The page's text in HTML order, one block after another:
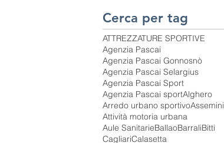
Cerca per tag
ATTREZZATURE SPORTIVE
Agenzia Pascai
Agenzia Pascai Gonnosnò
Agenzia Pascai Selargius
Agenzia Pascai Sport
Agenzia Pascai sportAlghero
Arredo urbano sportivoAssemini
Attività motoria urbana
Aule SanitarieBallaoBarraliBitti
CagliariCalasetta